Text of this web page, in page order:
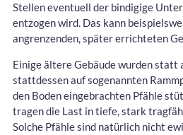
Stellen eventuell der bindigige
entzogen wird. Das kann
angrenzenden, später errichteten
Einige ältere Gebäude wurden statt
stattdessen auf sogenannten
den Boden eingebrachten Pfähle
tragen die Last in tiefe, stark
Solche Pfähle sind natürlich nicht